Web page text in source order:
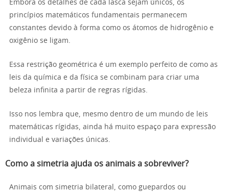
Embora os detalhes de cada lasca sejam únicos, os
princípios matemáticos fundamentais permanecem
constantes devido à forma como os átomos de hidrogênio e
oxigênio se ligam.
Essa restrição geométrica é um exemplo perfeito de como as
leis da química e da física se combinam para criar uma
beleza infinita a partir de regras rígidas.
Isso nos lembra que, mesmo dentro de um mundo de leis
matemáticas rígidas, ainda há muito espaço para expressão
individual e variações únicas.
Como a simetria ajuda os animais a sobreviver?
Animais com simetria bilateral, como guepardos ou